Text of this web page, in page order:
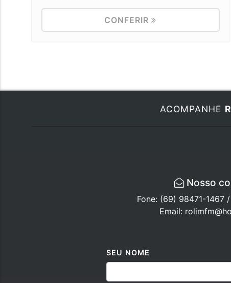
CONFERIR
ACOMPANHE
Nosso
Fone: (69) 98471-1467
Email:
SEU NOME